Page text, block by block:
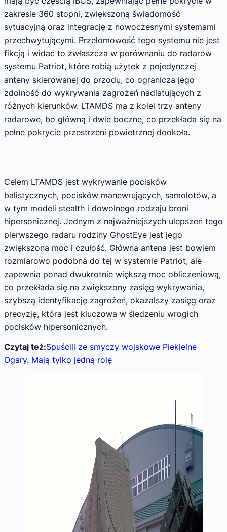
zakresie 360 stopni, zwiększoną świadomość
sytuacyjną oraz integrację z nowoczesnymi systemami
przechwytującymi. Przełomowość tego systemu nie jest
fikcją i widać to zwłaszcza w porównaniu do radarów
systemu Patriot, które robią użytek z pojedynczej
anteny skierowanej do przodu, co ogranicza jego
zdolność do wykrywania zagrożeń nadlatujących z
różnych kierunków. LTAMDS ma z kolei trzy anteny
radarowe, bo główną i dwie boczne, co przekłada się na
pełne pokrycie przestrzeni powietrznej dookoła.
Celem LTAMDS jest wykrywanie pocisków
balistycznych, pocisków manewrujących, samolotów, a
w tym modeli stealth i dowolnego rodzaju broni
hipersonicznej. Jednym z najważniejszych ulepszeń tego
pierwszego radaru rodziny GhostEye jest jego
zwiększona moc i czułość. Główna antena jest bowiem
rozmiarowo podobna do tej w systemie Patriot, ale
zapewnia ponad dwukrotnie większą moc obliczeniową,
co przekłada się na zwiększony zasięg wykrywania,
szybszą identyfikację zagrożeń, okazalszy zasięg oraz
precyzję, która jest kluczowa w śledzeniu wrogich
pocisków hipersonicznych.
Czytaj też:Spuścili ze smyczy wojskowe Piekielne
Ogary. Mają tylko jedną rolę